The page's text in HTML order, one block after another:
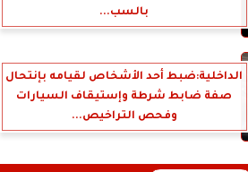
بالسب...
الداخلية:ضبط أحد الأشخاص لقيامه بإنتحال
صفة ضابط شرطة وإستيقاف السيارات
وفحص التراخيص...